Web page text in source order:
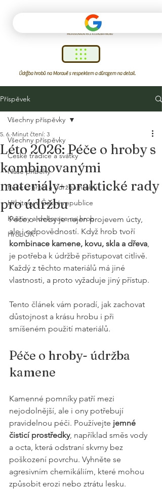
Údržba hrobů na Moravě s respektem a důrazem na detail.
Příspěvek
Všechny příspěvky
České tradice a svátky
Naše příběhy
Péče o hrob a údržba hrobu
Hřbitovy v České republice
Květiny a dekorace na hrob
HrobOK
Všechny příspěvky
Léto 2026: Péče o hroby s
kombinovanými
materiály- praktické rady
pro údržbu
5. 6. Minut čtení: 3
Péče o hroby je nejen projevem úcty,
ale i odpovědností. Když hrob tvoří
kombinace kamene, kovu, skla a dřeva,
je potřeba k údržbě přistupovat citlivě.
Každý z těchto materiálů má jiné
vlastnosti, a proto vyžaduje jiný přístup.
Tento článek vám poradí, jak zachovat
důstojnost a krásu hrobu i při
smíšeném použití materiálů.
Péče o hroby- údržba
kamene
Kamenné pomníky patří mezi
nejodolnější, ale i ony potřebují
pravidelnou péči. Používejte jemné
čisticí prostředky, například směs vody
a octa, která odstraní skvrny bez
poškození povrchu. Vyhněte se
agresivním chemikáliím, které mohou
způsobit erozi nebo ztrátu lesku.